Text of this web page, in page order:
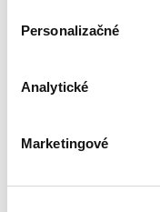
Personalizačné
Analytické
Marketingové
Zlatý syn